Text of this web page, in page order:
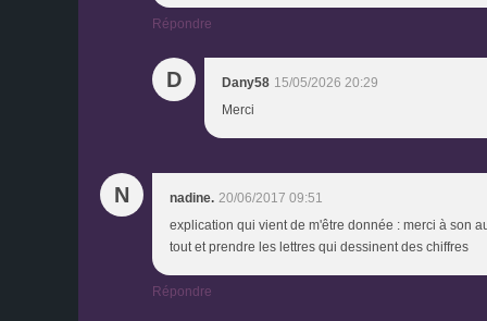
Répondre
D Dany58 15/05/2026 20:29
Merci
N nadine. 20/06/2017 09:51
explication qui vient de m'être donnée : merci à son
tout et prendre les lettres qui dessinent des chiffres
Répondre